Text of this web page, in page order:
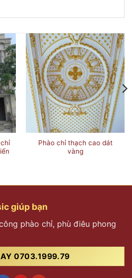
Phào chỉ thạch cao dát
vàng
giúp bạn
phào chỉ, phù điêu phong
0703.1999.79